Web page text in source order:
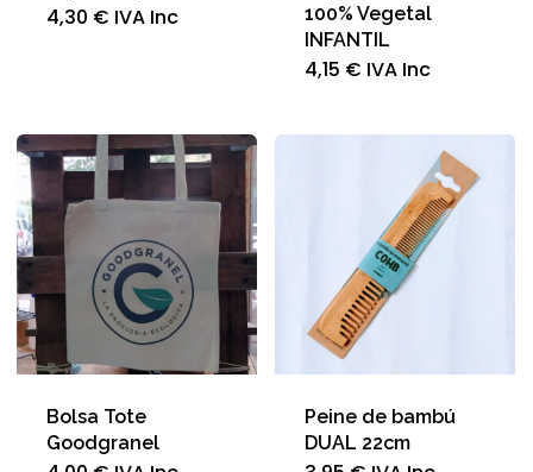
4,30 € IVA Inc
100% Vegetal
INFANTIL
4,15 € IVA Inc
Bolsa Tote
Goodgranel
Peine de bambú
DUAL 22cm